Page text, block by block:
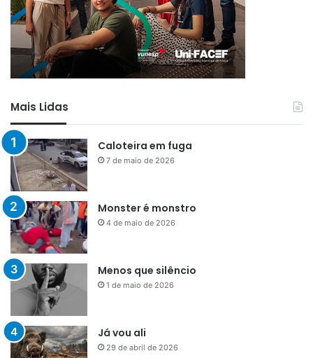
Mais Lidas
Caloteira em fuga
7 de maio de 2026
Monster é monstro
4 de maio de 2026
Menos que silêncio
1 de maio de 2026
Já vou ali
29 de abril de 2026